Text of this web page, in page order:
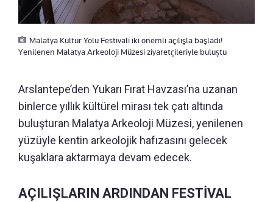
Malatya Kültür Yolu Festivali iki önemli açılışla başladı!
Yenilenen Malatya Arkeoloji Müzesi ziyaretçileriyle buluştu
Arslantepe’den Yukarı Fırat Havzası’na uzanan
binlerce yıllık kültürel mirası tek çatı altında
buluşturan Malatya Arkeoloji Müzesi, yenilenen
yüzüyle kentin arkeolojik hafızasını gelecek
kuşaklara aktarmaya devam edecek.
AÇILIŞLARIN ARDINDAN FESTİVAL